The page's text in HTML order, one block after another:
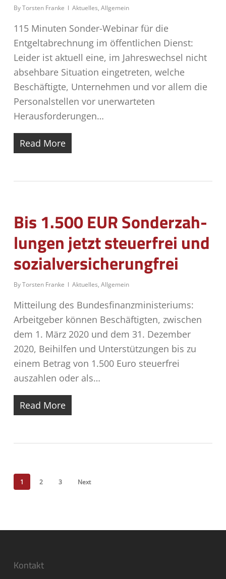
ByTorsten Franke Aktuelles, Allgemein
115 Minuten Sonder-Webinar für die
Entgeltabrechnung im öffentlichen Dienst:
Leider ist aktuell eine, im Jahreswechsel nicht
absehbare Situation eingetreten, welche
Beschäftigte, Unternehmen und vor allem die
Personalstellen vor unerwarteten
Herausforderungen…
Read More
Bis 1.500 EUR Son­der­zah­
lun­gen jetzt steu­er­frei und
sozialversicherungfrei
ByTorsten Franke Aktuelles, Allgemein
Mitteilung des Bundesfinanzministeriums:
Arbeitgeber können Beschäftigten, zwischen
dem 1. März 2020 und dem 31. Dezember
2020, Beihilfen und Unterstützungen bis zu
einem Betrag von 1.500 Euro steuerfrei
auszahlen oder als…
Read More
1 2 3 Next
Kontakt